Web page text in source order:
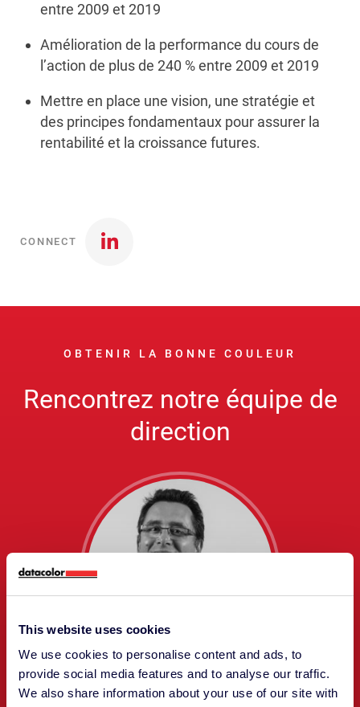
This website uses cookies
We use cookies to personalise content and ads, to
provide social media features and to analyse our traffic.
We also share information about your use of our site with
CONNECT
entre 2009 et 2019
Amélioration de la performance du cours de
l’action de plus de 240 % entre 2009 et 2019
Mettre en place une vision, une stratégie et
des principes fondamentaux pour assurer la
rentabilité et la croissance futures.
OBTENIR LA BONNE COULEUR
Rencontrez notre équipe de
direction